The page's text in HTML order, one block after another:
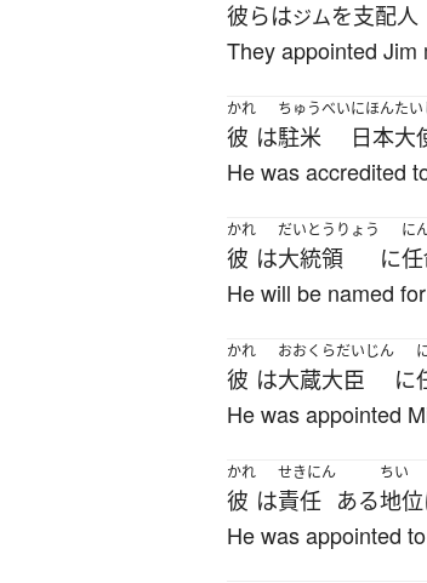
彼らはジムを支配人
They appointed Jim
かれ
彼 は
ちゅうべい
駐米
にほん
日本
たい
大
He was accredited
かれ
彼 は
だいとうりょう
大統領 に
に
He will be named
かれ
彼 は
おおくらだいじん
大蔵大臣 に
He was appointed
かれ
彼 は
せきにん
責任 ある
ちい
地位
He was appointed